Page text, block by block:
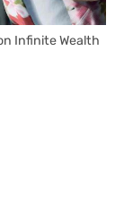
Infinite Wealth